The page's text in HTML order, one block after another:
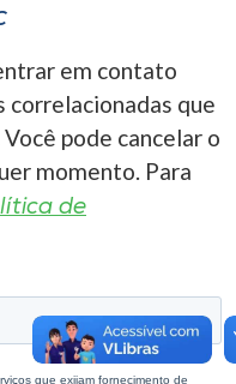
em contato
correlacionadas que
pode cancelar o
momento. Para
de